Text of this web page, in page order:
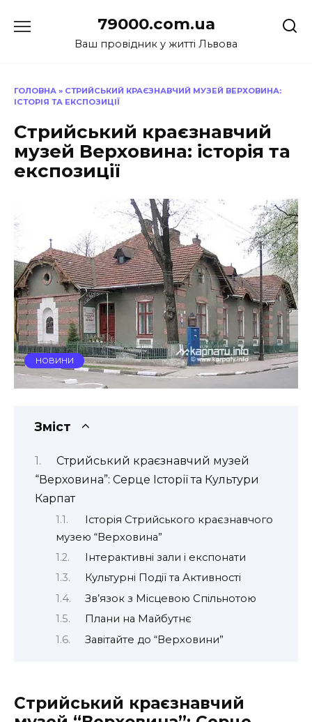
до
79000.com.ua
Ваш провідник у житті Львова
ГОЛОВНА » СТРИЙСЬКИЙ КРАЄЗНАВЧИЙ МУЗЕЙ ВЕРХОВИНА:
ІСТОРІЯ ТА ЕКСПОЗИЦІЇ
Стрийський краєзнавчий
музей Верховина: історія та
експозиції
НОВИНИ
Зміст
Стрийський краєзнавчий музей
“Верховина”: Серце Історії та Культури
Карпат
Історія Стрийського краєзнавчого
музею “Верховина”
Інтерактивні зали і експонати
Культурні Події та Активності
Зв’язок з Місцевою Спільнотою
Плани на Майбутнє
Завітайте до “Верховини”
Стрийський краєзнавчий